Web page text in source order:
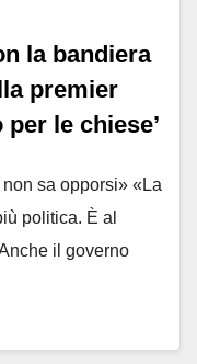
la bandiera
premier
le chiese’
sa opporsi» «La
politica. È al
il governo